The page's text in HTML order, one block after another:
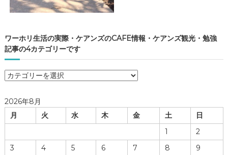
ワーホリ生活の実際・ケアンズのCAFE情報・ケアンズ観光・勉強
記事の4カテゴリーです
ワ
リ
生
の
実
2026年8月
月
火 水 木 金 土
日
1
2
3
4 5 6 7 8
9